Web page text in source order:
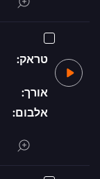
טראק:
אורך:
אלבום: